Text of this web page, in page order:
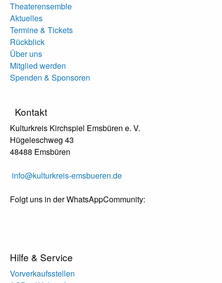
Theaterensemble
Aktuelles
Termine & Tickets
Rückblick
Über uns
Mitglied werden
Spenden & Sponsoren
Kontakt
Kulturkreis Kirchspiel Emsbüren e. V.
Hügeleschweg 43
48488 Emsbüren
info@kulturkreis-emsbueren.de
Folgt uns in der WhatsAppCommunity:
Hilfe & Service
Vorverkaufsstellen